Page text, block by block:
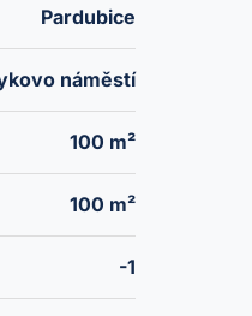
Pardubice
náměstí
100 m²
100 m²
-1